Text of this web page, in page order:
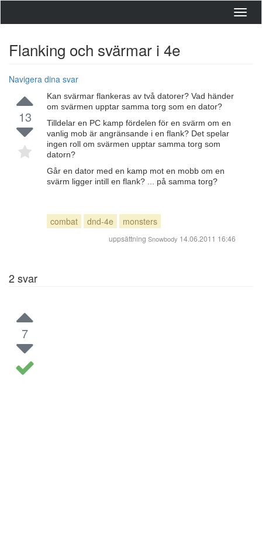
Flanking och svärmar i 4e
Navigera dina svar
13
Kan svärmar flankeras av två datorer? Vad händer
om svärmen upptar samma torg som en dator?
Tilldelar en PC kamp fördelen för en svärm om en
vanlig mob är angränsande i en flank? Det spelar
ingen roll om svärmen upptar samma torg som
datorn?
Går en dator med en kamp mot en mobb om en
svärm ligger intill en flank? ... på samma torg?
combat dnd-4e monsters
uppsättning Snowbody 14.06.2011 16:46
2svar
7